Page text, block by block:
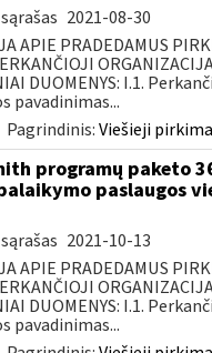
2021-08-30
APIE PRADEDAMUS
DUOMENYS: I.1.
pavadinimas...
Pagrindinis:Viešieji
programų paketo
paslaugos
2021-10-13
APIE PRADEDAMUS
DUOMENYS: I.1.
pavadinimas...